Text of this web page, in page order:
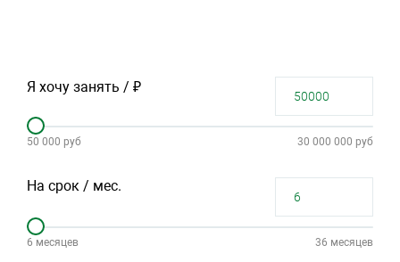
Я хочу занять / ₽
50 000 руб 30 000 000 руб
На срок / мес.
6 месяцев 36 месяцев